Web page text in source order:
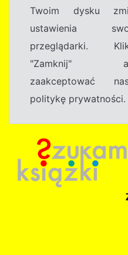
Twoim dysku
ustawienia
przeglądarki.
"Zamknij"
zaakceptować
politykę prywatności.